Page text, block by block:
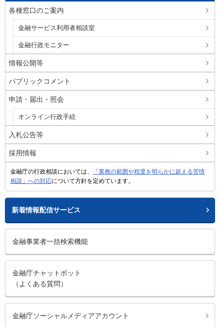
各種窓口のご案内
金融サービス利用者相談室
金融行政モニター
情報公開等
パブリックコメント
申請・届出・照会
オンライン行政手続
入札公告等
採用情報
金融庁の行政相談においては、
「業務の範囲や程度を明らかに超える苦情
相談」への対応について方針を定めています。
新着情報配信サービス
金融事業者一括検索機能
金融庁チャットボット
（よくある質問）
金融庁ソーシャルメディアアカウント